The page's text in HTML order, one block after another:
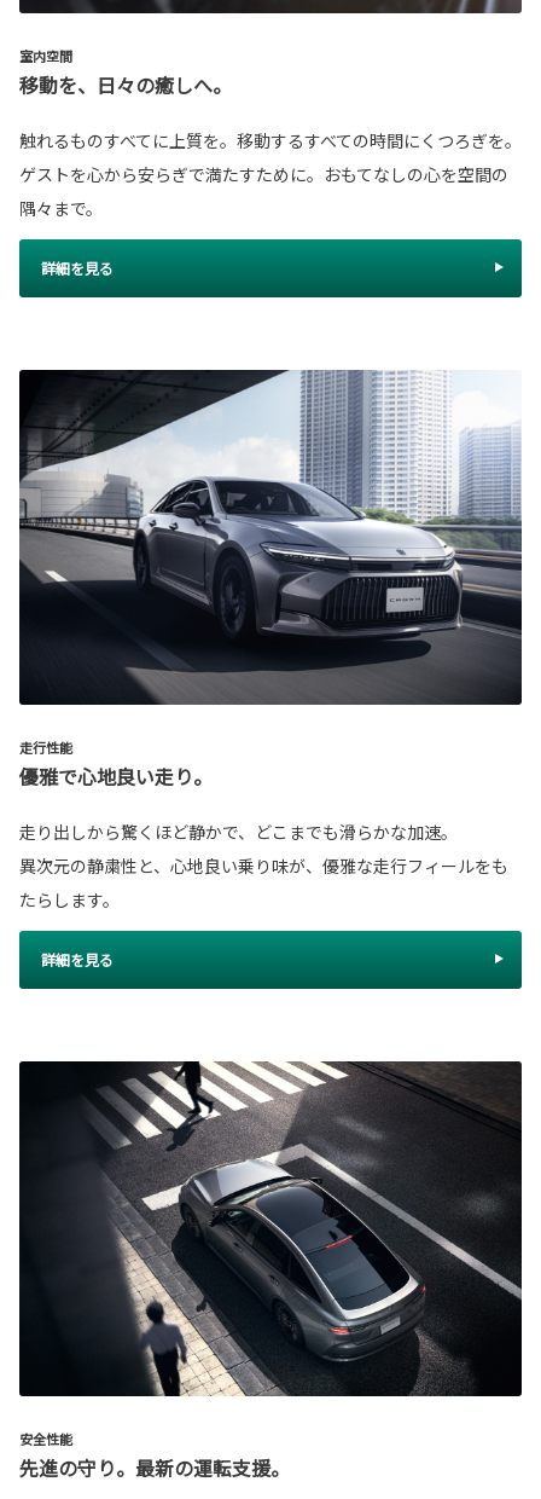
室内空間
移動を、日々の癒しへ。
触れるものすべてに上質を。移動するすべての時間にくつろぎを。
ゲストを心から安らぎで満たすために。おもてなしの心を空間の
隅々まで。
詳細を見る
走行性能
優雅で心地良い走り。
走り出しから驚くほど静かで、どこまでも滑らかな加速。
異次元の静粛性と、心地良い乗り味が、優雅な走行フィールをも
たらします。
詳細を見る
安全性能
先進の守り。最新の運転支援。